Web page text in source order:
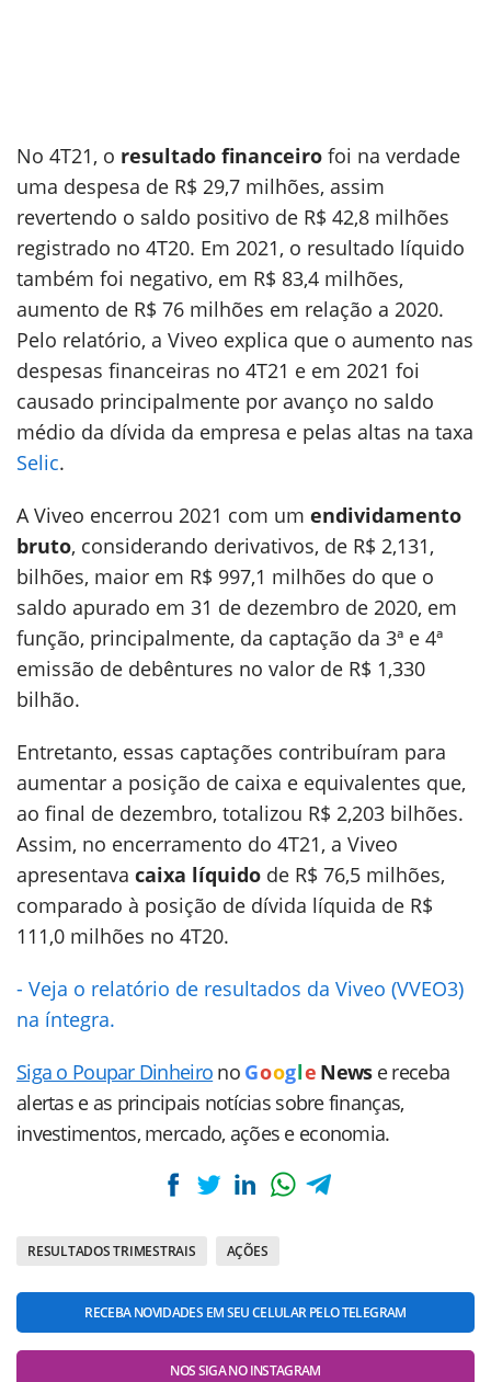
No 4T21, o resultado financeiro foi na verdade
uma despesa de R$ 29,7 milhões, assim
revertendo o saldo positivo de R$ 42,8 milhões
registrado no 4T20. Em 2021, o resultado líquido
também foi negativo, em R$ 83,4 milhões,
aumento de R$ 76 milhões em relação a 2020.
Pelo relatório, a Viveo explica que o aumento nas
despesas financeiras no 4T21 e em 2021 foi
causado principalmente por avanço no saldo
médio da dívida da empresa e pelas altas na taxa
Selic.
A Viveo encerrou 2021 com um endividamento
bruto, considerando derivativos, de R$ 2,131,
bilhões, maior em R$ 997,1 milhões do que o
saldo apurado em 31 de dezembro de 2020, em
função, principalmente, da captação da 3ª e 4ª
emissão de debêntures no valor de R$ 1,330
bilhão.
Entretanto, essas captações contribuíram para
aumentar a posição de caixa e equivalentes que,
ao final de dezembro, totalizou R$ 2,203 bilhões.
Assim, no encerramento do 4T21, a Viveo
apresentava caixa líquido de R$ 76,5 milhões,
comparado à posição de dívida líquida de R$
111,0 milhões no 4T20.
- Veja o relatório de resultados da Viveo (VVEO3)
na íntegra.
Siga o Poupar Dinheiro no Goog le News e receba
alertas e as principais notícias sobre finanças,
investimentos, mercado, ações e economia.
RESULTADOS TRIMESTRAIS AÇÕES
RECEBA NOVIDADES EM SEU CELULAR PELO TELEGRAM
NOS SIGA NO INSTAGRAM